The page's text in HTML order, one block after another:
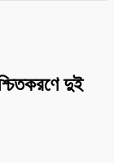
দুই